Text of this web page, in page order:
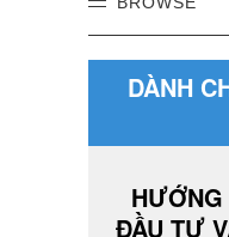
DÀNH
ĐẦU TƯ